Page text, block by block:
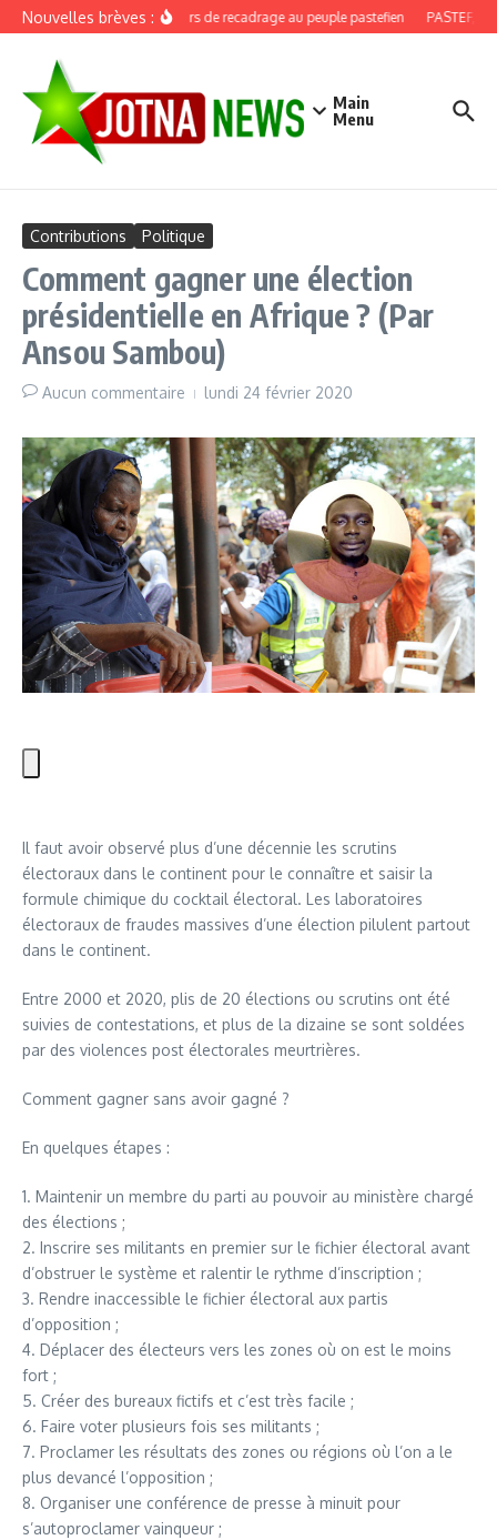
Aller au contenu
Nouvelles brèves :Discours de recadrage au peuple pastefien PASTEF,
Main
Menu
Contributions Politique
Comment gagner une élection
présidentielle en Afrique ? (Par
Ansou Sambou)
Aucun commentaire lundi 24 février 2020
Il faut avoir observé plus d’une décennie les scrutins
électoraux dans le continent pour le connaître et saisir la
formule chimique du cocktail électoral. Les laboratoires
électoraux de fraudes massives d’une élection pilulent partout
dans le continent.
Entre 2000 et 2020, plis de 20 élections ou scrutins ont été
suivies de contestations, et plus de la dizaine se sont soldées
par des violences post électorales meurtrières.
Comment gagner sans avoir gagné ?
En quelques étapes :
1. Maintenir un membre du parti au pouvoir au ministère chargé
des élections ;
2. Inscrire ses militants en premier sur le fichier électoral avant
d’obstruer le système et ralentir le rythme d’inscription ;
3. Rendre inaccessible le fichier électoral aux partis
d’opposition ;
4. Déplacer des électeurs vers les zones où on est le moins
fort ;
5. Créer des bureaux fictifs et c’est très facile ;
6. Faire voter plusieurs fois ses militants ;
7. Proclamer les résultats des zones ou régions où l’on a le
plus devancé l’opposition ;
8. Organiser une conférence de presse à minuit pour
s’autoproclamer vainqueur ;